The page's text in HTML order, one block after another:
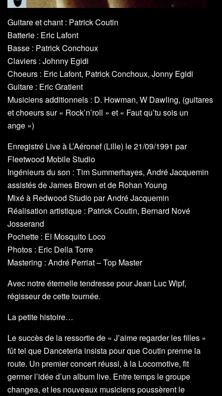
Guitare et chant : Patrick Coutin
Batterie : Eric Lafont
Basse : Patrick Conchoux
Claviers : Johnny Egidi
Choeurs : Eric Lafont, Patrick Conchoux, Jonny Egidi
Guitare : Eric Gratient
Musiciens additionnels : D. Howman, W Dawling, (guitares
et choeurs sur « Rock’n’roll » et « Faut qu’tu sois un
ange »)
Enregistré Live à L’Aéronef (Lille) le 21/09/1991 par
Fleetwood Mobile Studio
Ingénieurs du son : Tim Summerhayes, André Jacquemin
assistés de James Brown et de Rohan Young
Mixé à Redwood Studio par André Jacquemin
Réalisation artistique : Patrick Coutin, Bernard Nové
Josserand
Pochette : El Mosquito Loco
Photos : Eric Della Torre
Mastering : André Perriat – Top Master
Avec notre éternelle tendresse pour Jean Luc Wipf,
régisseur de cette tournée.
La petite histoire…
Le succès de la ressortie de « J’aime regarder les filles »
fût tel que Danceteria insista pour que Coutin prenne la
route. Un premier concert réussi, à la Locomotive, fit
germer l’idée d’un album live. Entre temps le groupe
changea, et les nouveaux musiciens poussèrent le